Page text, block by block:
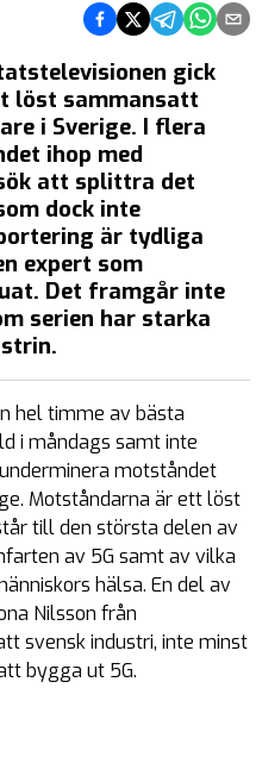
Dela på Facebook
Dela på Twitter
Dela påDela på
Dela
gick
löst sammansatt
i Sverige. I flera
ihop med
att splittra det
dock inte
är tydliga
expert som
Det framgår inte
serien har starka
hel timme av bästa
i måndags samt inte
motståndet
Motståndarna är ett löst
till den största delen av
av 5G samt av vilka
hälsa. En del av
Nilsson från
svensk industri, inte minst
bygga ut 5G.